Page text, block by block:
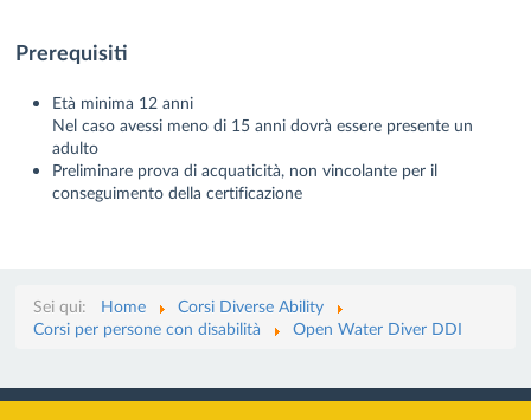
Prerequisiti
Età minima 12 anni
Nel caso avessi meno di 15 anni dovrà essere presente un
adulto
Preliminare prova di acquaticità, non vincolante per il
conseguimento della certificazione
Sei qui: Home
Corsi Diverse Ability
Corsi per persone con disabilità
Open Water Diver DDI